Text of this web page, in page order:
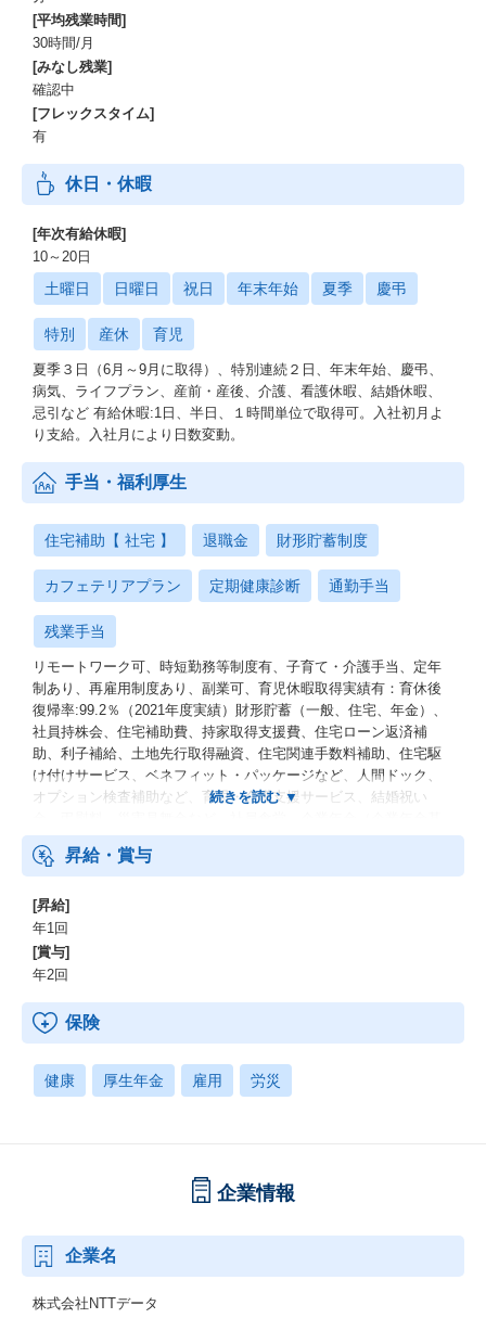
[平均残業時間]
30時間/月
[みなし残業]
確認中
[フレックスタイム]
有
休日・休暇
[年次有給休暇]
10～20日
土曜日 日曜日 祝日 年末年始 夏季 慶弔
特別 産休 育児
夏季３日（6月～9月に取得）、特別連続２日、年末年始、慶弔、
病気、ライフプラン、産前・産後、介護、看護休暇、結婚休暇、
忌引など 有給休暇:1日、半日、１時間単位で取得可。入社初月よ
り支給。入社月により日数変動。
手当・福利厚生
住宅補助【 社宅 】 退職金 財形貯蓄制度
カフェテリアプラン 定期健康診断 通勤手当
残業手当
リモートワーク可、時短勤務等制度有、子育て・介護手当、定年
制あり、再雇用制度あり、副業可、育児休暇取得実績有：育休後
復帰率:99.2％（2021年度実績）財形貯蓄（一般、住宅、年金）、
社員持株会、住宅補助費、持家取得支援費、住宅ローン返済補
助、利子補給、土地先行取得融資、住宅関連手数料補助、住宅駆
け付けサービス、ベネフィット・パッケージなど、人間ドック、
オプション検査補助など、育児・介護支援サービス、結婚祝い
金、確定拠出年金）、電気通信共済会(個人年金、遺児育英基金)
昇給・賞与
[昇給]
年1回
[賞与]
年2回
保険
健康 厚生年金 雇用 労災
企業情報
企業名
株式会社NTTデータ